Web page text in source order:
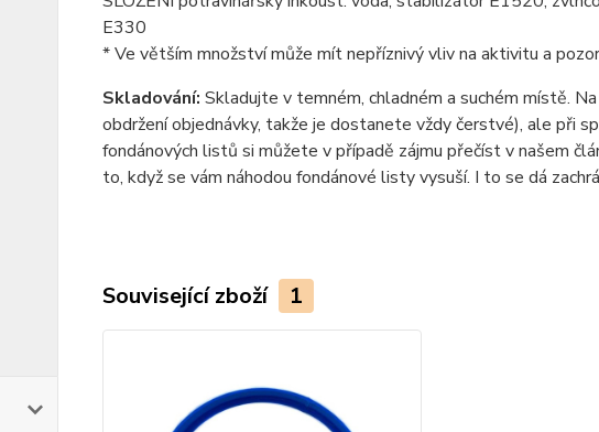
E330
* Ve větším množství může mít nepříznivý vliv na aktivitu a
Skladování: Skladujte v temném, chladném a suchém místě.
obdržení objednávky, takže je dostanete vždy čerstvé), ale při
fondánových listů si můžete v případě zájmu přečíst v našem
to, když se vám náhodou fondánové listy vysuší. I to se dá
Související zboží 1